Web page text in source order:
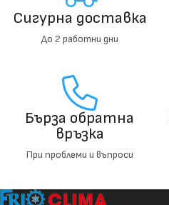
Сигурна доставка
До 2 работни дни
Бърза обратна
връзка
При проблеми и въпроси